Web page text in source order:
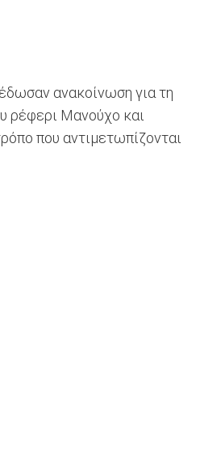
ανακοίνωση για τη
ρέφερι Μανούχο και
που αντιμετωπίζονται